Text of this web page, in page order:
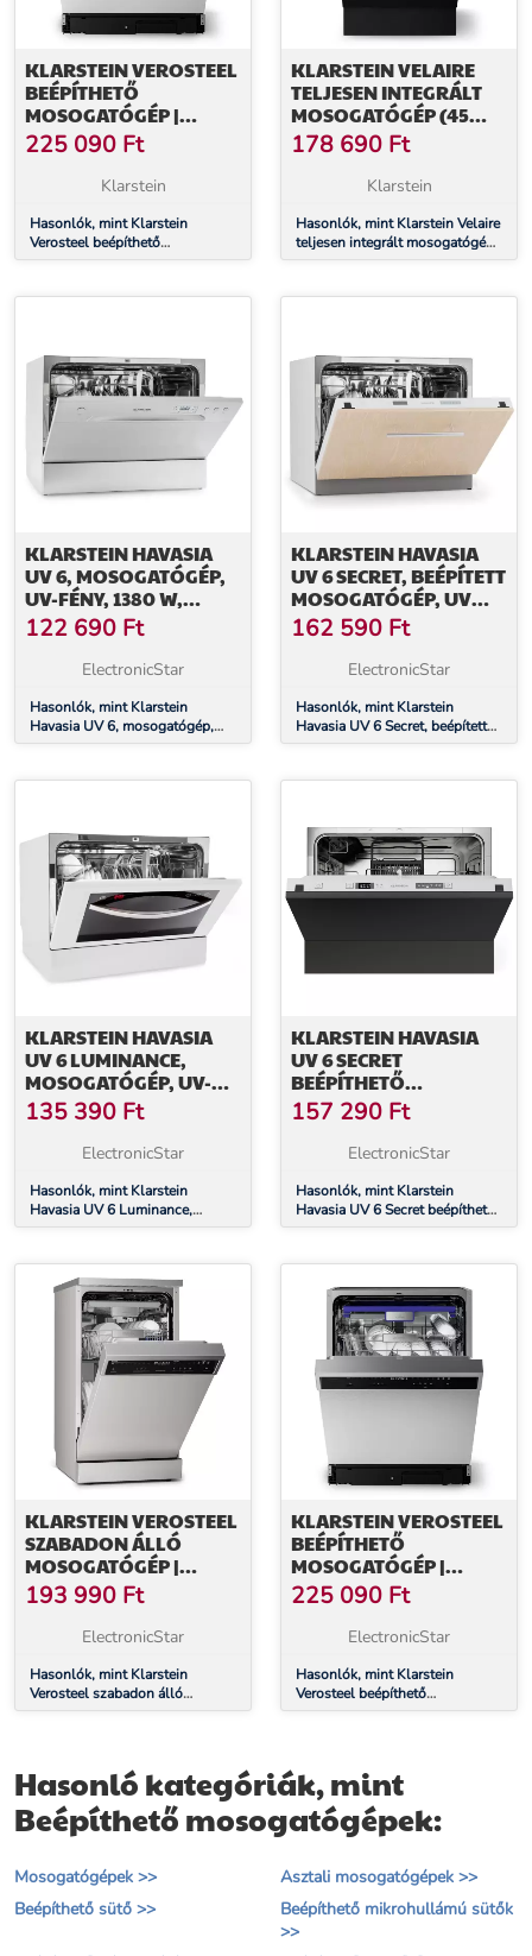
KLARSTEIN VEROSTEEL
BEÉPÍTHETŐ
MOSOGATÓGÉP |
MINIMALISTA,
HATÉKONY, ELEGÁNS |
EEC A | 60 CM
225 090 Ft
Klarstein
Hasonlók, mint Klarstein
Verosteel beépíthető
mosogatógép | Minimalista,
cm
KLARSTEIN VELAIRE
TELJESEN INTEGRÁLT
MOSOGATÓGÉP (45
CM) | PRAKTIKUS
MINIMALIZMUS ÉS
NAGY TELJESÍTMÉNY
178 690 Ft
Klarstein
Hasonlók, mint Klarstein Velaire
teljesen integrált mosogatógép
(45 cm) | Praktikus
teljesítmény
KLARSTEIN HAVASIA
UV 6, MOSOGATÓGÉP,
UV-FÉNY, 1380 W,
SZABADON ÁLLÓ
122 690 Ft
ElectronicStar
Hasonlók, mint Klarstein
Havasia UV 6, mosogatógép,
UV-fény, 1380 W, szabadon álló
KLARSTEIN HAVASIA
UV 6 SECRET, BEÉPÍTETT
MOSOGATÓGÉP, UV
FÉNY, 6 PROGRAM
162 590 Ft
ElectronicStar
Hasonlók, mint Klarstein
Havasia UV 6 Secret, beépített
mosogatógép, UV fény, 6
KLARSTEIN HAVASIA
UV 6 LUMINANCE,
MOSOGATÓGÉP, UV-
FÉNY, 1380 W,
ÜVEGFRONT,
SZABADONÁLLÓ
135 390 Ft
ElectronicStar
Hasonlók, mint Klarstein
Havasia UV 6 Luminance,
mosogatógép, UV-fény, 1380
KLARSTEIN HAVASIA
UV 6 SECRET
BEÉPÍTHETŐ
MOSOGATÓGÉP,
KOMPAKT, 6 KÉSZLET,
UV-LÁMPA, 6
157 290 Ft
ElectronicStar
Hasonlók, mint Klarstein
Havasia UV 6 Secret beépíthető
mosogatógép, kompakt, 6
KLARSTEIN VEROSTEEL
SZABADON ÁLLÓ
MOSOGATÓGÉP |
MINIMALISTA,
KOMPAKT, ELEGÁNS |
EEC B | 45 CM
193 990 Ft
ElectronicStar
Hasonlók, mint Klarstein
Verosteel szabadon álló
mosogatógép | Minimalista,
KLARSTEIN VEROSTEEL
BEÉPÍTHETŐ
MOSOGATÓGÉP |
MINIMALISTA,
HATÉKONY, ELEGÁNS |
EEC A | 60 CM
225 090 Ft
ElectronicStar
Hasonlók, mint Klarstein
Verosteel beépíthető
mosogatógép | Minimalista,
Hasonló kategóriák, mint
Beépíthető mosogatógépek:
Mosogatógépek >>
Asztali mosogatógépek >>
Beépíthető sütő >>
Beépíthető mikrohullámú sütők
>>